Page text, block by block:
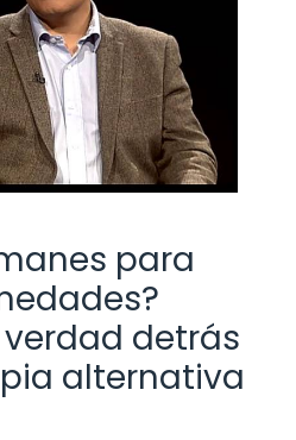
para
detrás
alternativa